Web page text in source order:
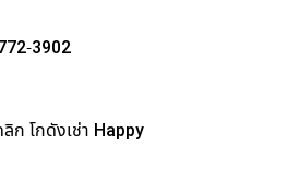
3902
ก โกดังเช่า Happy